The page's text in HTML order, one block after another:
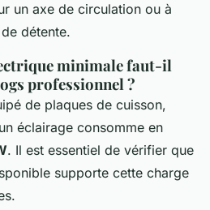
un axe de circulation ou à
détente.
minimale faut-il
professionnel ?
de plaques de cuisson,
éclairage consomme en
. Il est essentiel de vérifier que
supporte cette charge